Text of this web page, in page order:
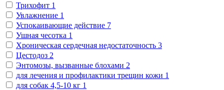
Трихофит 1
Увлажнение 1
Успокаивающие действие 7
Ушная чесотка 1
Хроническая сердечная недостаточность 3
Цестодоз 2
Энтомозы, вызванные блохами 2
для лечения и профилактики трещин кожи 1
для собак 4,5-10 кг 1